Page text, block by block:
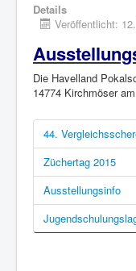
Details
Veröffentlicht:
Die Havelland
14774 Kirchmöser
44.
Züchertag 2015
Ausstellungsinfo